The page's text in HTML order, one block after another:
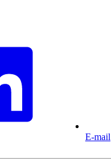
E-mail